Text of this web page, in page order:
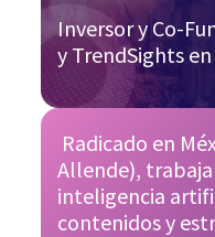
Radicado en
Allende),
inteligencia
contenidos y
Inversor y Co-
y TrendSights